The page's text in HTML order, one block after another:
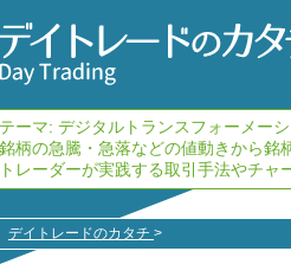
テーマ: デジタルトランスフォーメー
銘柄の急騰・急落などの値動きから銘
トレーダーが実践する取引手法やチャ
デイトレードのカタチ >